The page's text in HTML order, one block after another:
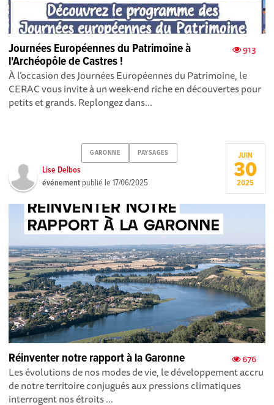
913
Journées Européennes du Patrimoine à
l'Archéopôle de Castres !
À l’occasion des Journées Européennes du Patrimoine, le
CERAC vous invite à un week-end riche en découvertes pour
petits et grands. Replongez dans...
GARONNE PAYSAGES
Lise Delbos
événement publié le17/06/2025
JUIN
30
2025
676
Réinventer notre rapport à la Garonne
Les évolutions de nos modes de vie, le développement accru
de notre territoire conjugués aux pressions climatiques
interrogent nos étroits ...